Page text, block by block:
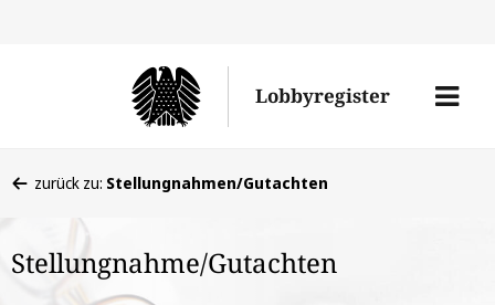
Lobbyregister
Menü
befinden
hier:
zurück zu: Stellungnahmen/Gutachten
Stellungnahme/Gutachten